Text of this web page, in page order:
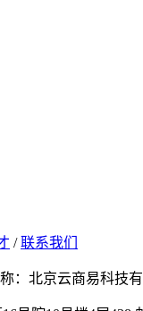
/ 联系我们
：北京云商易科技